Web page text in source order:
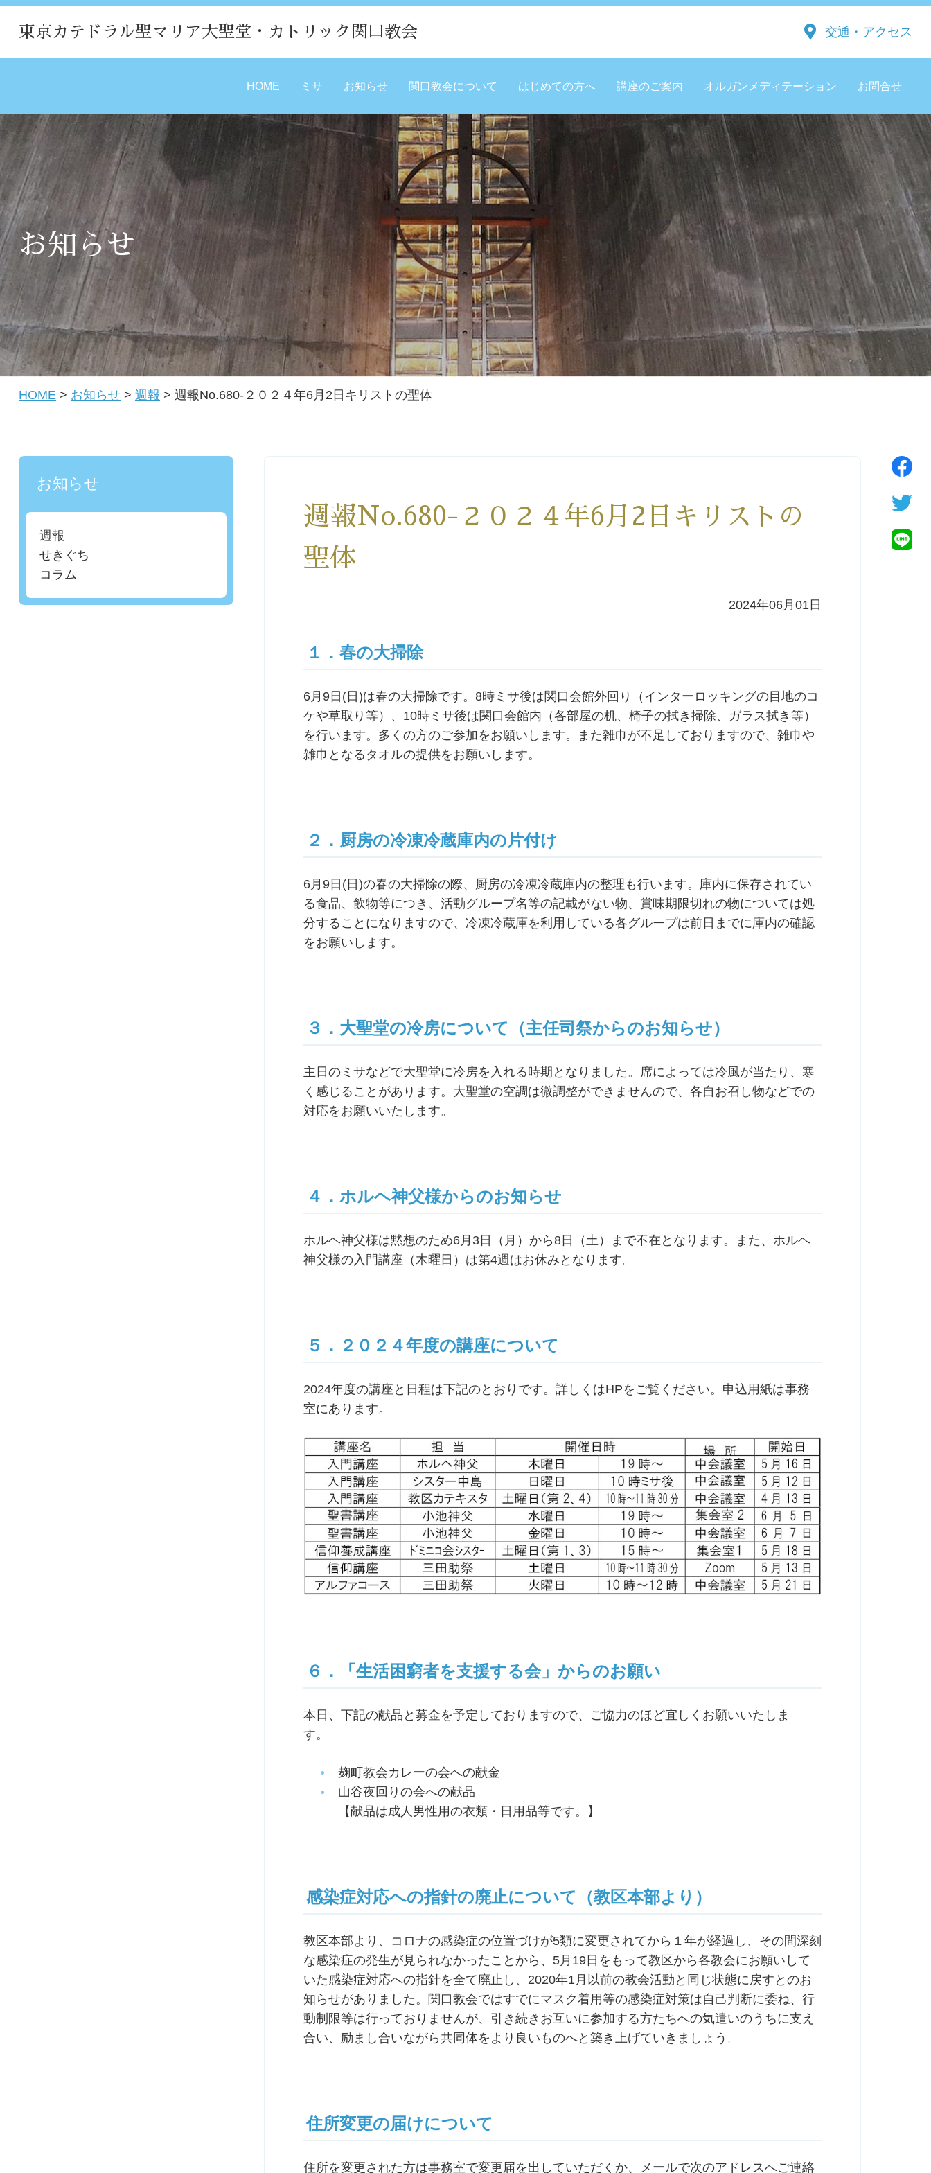
東京カテドラル聖マリア大聖堂・カトリック関口教会 交通・アクセス
HOME ミサ お知らせ 関口教会について はじめての方へ 講座のご案内 オルガンメディテーション お問合せ
お知らせ
HOME > お知らせ > 週報 > 週報No.680-２０２４年6月2日キリストの聖体
週報No.680-２０２４年6月2日キリストの
聖体
2024年06月01日
１．春の大掃除
6月9日(日)は春の大掃除です。8時ミサ後は関口会館外回り（インターロッキングの目地のコ
ケや草取り等）、10時ミサ後は関口会館内（各部屋の机、椅子の拭き掃除、ガラス拭き等）
を行います。多くの方のご参加をお願いします。また雑巾が不足しておりますので、雑巾や
雑巾となるタオルの提供をお願いします。
２．厨房の冷凍冷蔵庫内の片付け
6月9日(日)の春の大掃除の際、厨房の冷凍冷蔵庫内の整理も行います。庫内に保存されてい
る食品、飲物等につき、活動グループ名等の記載がない物、賞味期限切れの物については処
分することになりますので、冷凍冷蔵庫を利用している各グループは前日までに庫内の確認
をお願いします。
３．大聖堂の冷房について（主任司祭からのお知らせ）
主日のミサなどで大聖堂に冷房を入れる時期となりました。席によっては冷風が当たり、寒
く感じることがあります。大聖堂の空調は微調整ができませんので、各自お召し物などでの
対応をお願いいたします。
４．ホルヘ神父様からのお知らせ
ホルヘ神父様は黙想のため6月3日（月）から8日（土）まで不在となります。また、ホルヘ
神父様の入門講座（木曜日）は第4週はお休みとなります。
５．２０２４年度の講座について
2024年度の講座と日程は下記のとおりです。詳しくはHPをご覧ください。申込用紙は事務
室にあります。
６．「生活困窮者を支援する会」からのお願い
本日、下記の献品と募金を予定しておりますので、ご協力のほど宜しくお願いいたしま
す。
麹町教会カレーの会への献金
山谷夜回りの会への献品
【献品は成人男性用の衣類・日用品等です。】
感染症対応への指針の廃止について（教区本部より）
教区本部より、コロナの感染症の位置づけが5類に変更されてから１年が経過し、その間深刻
な感染症の発生が見られなかったことから、5月19日をもって教区から各教会にお願いして
いた感染症対応への指針を全て廃止し、2020年1月以前の教会活動と同じ状態に戻すとのお
知らせがありました。関口教会ではすでにマスク着用等の感染症対策は自己判断に委ね、行
動制限等は行っておりませんが、引き続きお互いに参加する方たちへの気遣いのうちに支え
合い、励まし合いながら共同体をより良いものへと築き上げていきましょう。
住所変更の届けについて
住所を変更された方は事務室で変更届を出していただくか、メールで次のアドレスへご連絡
お知らせ
週報
せきぐち
コラム